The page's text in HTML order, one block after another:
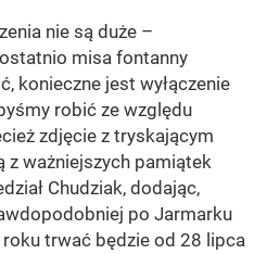
nie są duże –
misa fontanny
konieczne jest wyłączenie
robić ze względu
zdjęcie z tryskającym
ważniejszych pamiątek
Chudziak, dodając,
po Jarmarku
trwać będzie od 28 lipca